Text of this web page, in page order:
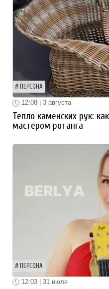
ПЕРСОНА
12:08 | 3 августа
Тепло каменских рук:
мастером ротанга
ПЕРСОНА
12:03 | 31 июля